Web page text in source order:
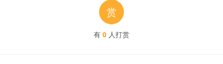
赏
有 0 人打赏